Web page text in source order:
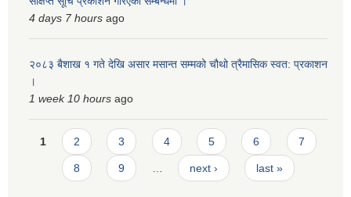
4 days 7 hours ago
२०८३ बैशाख १ गते देखि असार मसान्त सम्मको चौथो त्रैमासिक स्वत: प्रकाशन
।
1 week 10 hours ago
Pages
1 2 3 4 5 6 7
8 9 next › last »